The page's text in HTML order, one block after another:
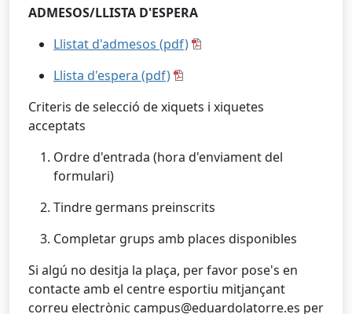
ADMESOS/LLISTA D'ESPERA
Llistat d'admesos (pdf)
Llista d'espera (pdf)
Criteris de selecció de xiquets i xiquetes
acceptats
Ordre d'entrada (hora d'enviament del
formulari)
Tindre germans preinscrits
Completar grups amb places disponibles
Si algú no desitja la plaça, per favor pose's en
contacte amb el centre esportiu mitjançant
correu electrònic campus@eduardolatorre.es per